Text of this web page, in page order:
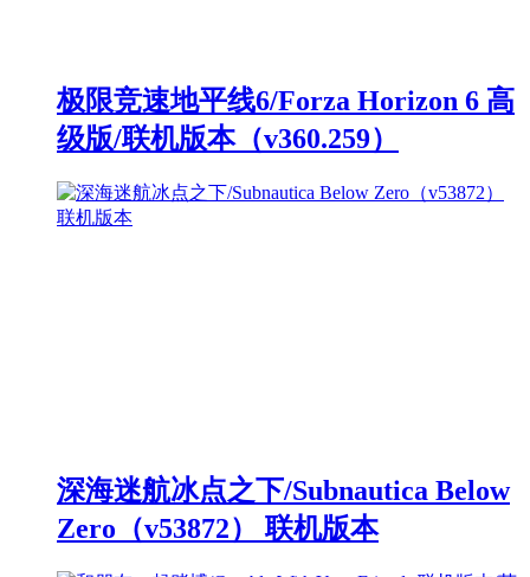
极限竞速地平线6/Forza Horizon 6 高
级版/联机版本（v360.259）
深海迷航冰点之下/Subnautica Below
Zero（v53872） 联机版本